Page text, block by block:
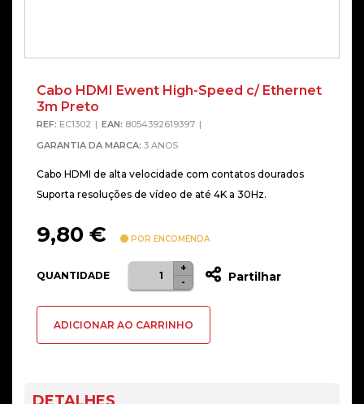
Cabo HDMI Ewent High-Speed c/ Ethernet
3m Preto
REF: EC1302 EAN: 8054392619397
GARANTIA DA MARCA: 3 ANOS
Cabo HDMI de alta velocidade com contatos dourados
Suporta resoluções de vídeo de até 4K a 30Hz.
9,80 € POR ENCOMENDA
QUANTIDADE
Quantidade
de
HDMI
-
+
Partilhar
ADICIONAR AO CARRINHO